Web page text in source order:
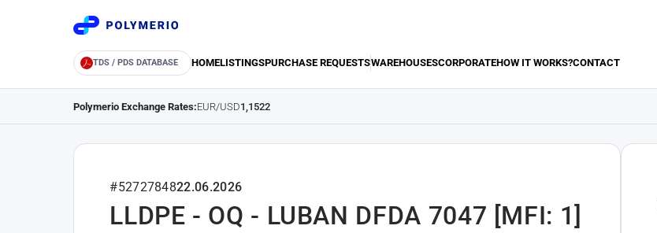
TDS / PDS DATABASE HOMELISTINGSPURCHASE REQUESTSWAREHOUSESCORPORATEHOW IT WORKS?CONTACT
Polymerio Exchange Rates:EUR/USD1,1522
#5272784822.06.2026
LLDPE - OQ - LUBAN DFDA 7047 [MFI: 1]